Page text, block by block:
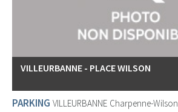
VILLEURBANNE - PLACE WILSON
PARKING VILLEURBANNE Charpenne-Wilson